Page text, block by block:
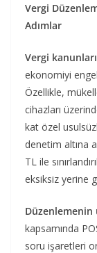
Vergi
Adımlar
Vergi
ekonomiyi
Özellikle,
cihazları
kat özel
denetim altına
TL ile
eksiksiz yerine
Düzenlemenin
kapsamında
soru işaretleri